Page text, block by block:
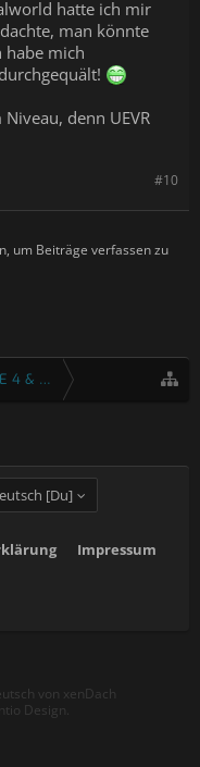
hatte ich mir
man könnte
habe mich
denn UEVR
#10
um Beiträge verfassen zu
4 & 5 VR INJEKTOR
[Du]
Impressum
von xenDach
Design.